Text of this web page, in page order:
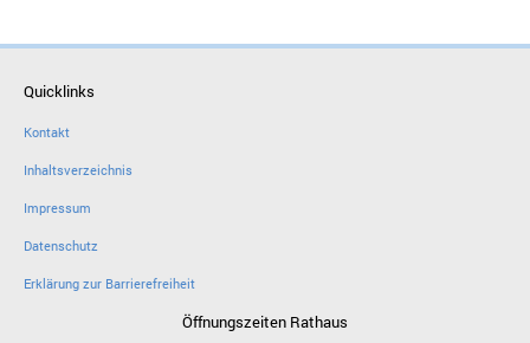
Quicklinks
Kontakt
Inhaltsverzeichnis
Impressum
Datenschutz
Erklärung zur Barrierefreiheit
Öffnungszeiten Rathaus